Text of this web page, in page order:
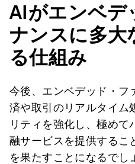
AIがエンベデ
ナンスに多大
る仕組み
今後、エンベデッド・フ
済や取引のリアルタイム
リティを強化し、極めて
融サービスを提供するこ
を果たすことになるでし